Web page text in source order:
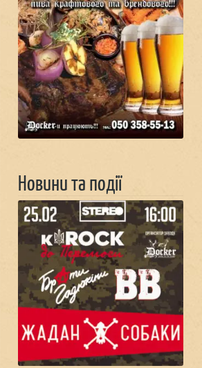
Новини та події